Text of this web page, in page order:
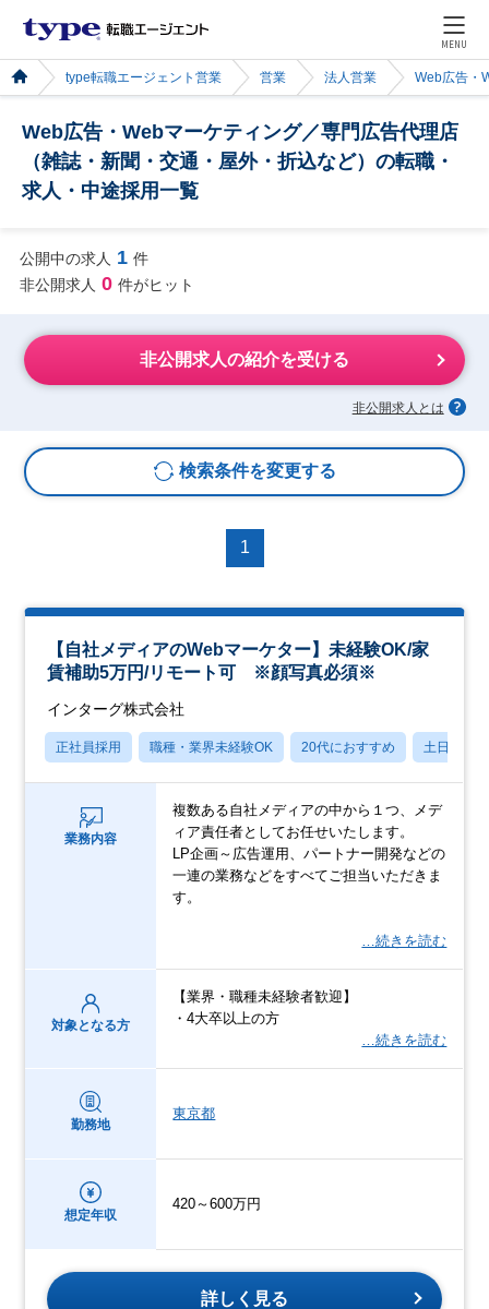
MENU
type転職エージェント営業 営業 法人営業 Web広告・
Web広告・Webマーケティング／専門広告代理店
（雑誌・新聞・交通・屋外・折込など）の転職・
求人・中途採用一覧
公開中の求人 1 件
非公開求人 0 件がヒット
非公開求人の紹介を受ける
非公開求人とは
検索条件を変更する
1
【自社メディアのWebマーケター】未経験OK/家
賃補助5万円/リモート可 ※顔写真必須※
インターグ株式会社
正社員採用 職種・業界未経験OK 20代におすすめ 土日祝休み
業務内容
複数ある自社メディアの中から１つ、メデ
ィア責任者としてお任せいたします。
LP企画～広告運用、パートナー開発などの
一連の業務などをすべてご担当いただきま
す。
…続きを読む
対象となる方
【業界・職種未経験者歓迎】
・4大卒以上の方
…続きを読む
勤務地
東京都
想定年収
420～600万円
詳しく見る